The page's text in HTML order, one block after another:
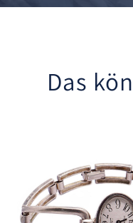
Das